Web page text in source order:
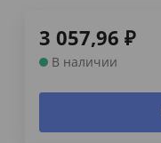
3 057,96 ₽
В наличии